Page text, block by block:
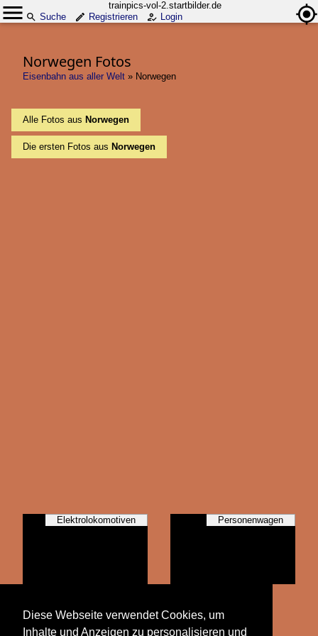
trainpics-vol-2.startbilder.de
Suche
Registrieren Login
Norwegen Fotos
Eisenbahn aus aller Welt » Norwegen
Alle Fotos aus Norwegen
Die ersten Fotos aus Norwegen
Elektrolokomotiven Personenwagen
Diese Webseite verwendet Cookies, um
Inhalte und Anzeigen zu personalisieren und